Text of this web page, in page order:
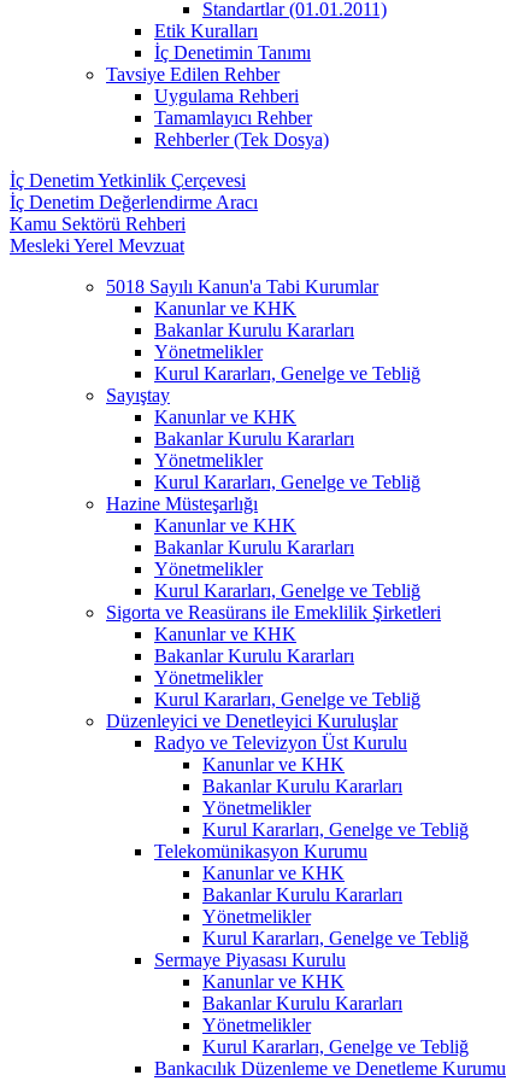
Standartlar (01.01.2011)
Etik Kuralları
İç Denetimin Tanımı
Tavsiye Edilen Rehber
Uygulama Rehberi
Tamamlayıcı Rehber
Rehberler (Tek Dosya)
İç Denetim Yetkinlik Çerçevesi
İç Denetim Değerlendirme Aracı
Kamu Sektörü Rehberi
Mesleki Yerel Mevzuat
5018 Sayılı Kanun'a Tabi Kurumlar
Kanunlar ve KHK
Bakanlar Kurulu Kararları
Yönetmelikler
Kurul Kararları, Genelge ve Tebliğ
Sayıştay
Kanunlar ve KHK
Bakanlar Kurulu Kararları
Yönetmelikler
Kurul Kararları, Genelge ve Tebliğ
Hazine Müsteşarlığı
Kanunlar ve KHK
Bakanlar Kurulu Kararları
Yönetmelikler
Kurul Kararları, Genelge ve Tebliğ
Sigorta ve Reasürans ile Emeklilik Şirketleri
Kanunlar ve KHK
Bakanlar Kurulu Kararları
Yönetmelikler
Kurul Kararları, Genelge ve Tebliğ
Düzenleyici ve Denetleyici Kuruluşlar
Radyo ve Televizyon Üst Kurulu
Kanunlar ve KHK
Bakanlar Kurulu Kararları
Yönetmelikler
Kurul Kararları, Genelge ve Tebliğ
Telekomünikasyon Kurumu
Kanunlar ve KHK
Bakanlar Kurulu Kararları
Yönetmelikler
Kurul Kararları, Genelge ve Tebliğ
Sermaye Piyasası Kurulu
Kanunlar ve KHK
Bakanlar Kurulu Kararları
Yönetmelikler
Kurul Kararları, Genelge ve Tebliğ
Bankacılık Düzenleme ve Denetleme Kurumu